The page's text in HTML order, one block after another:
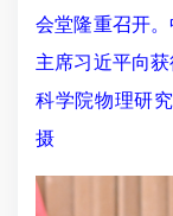
会堂隆重召开
主席习近平向
科学院物理研
摄